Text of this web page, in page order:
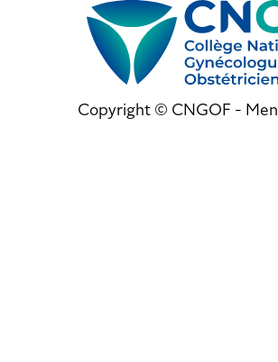
Copyright © CNGOF -